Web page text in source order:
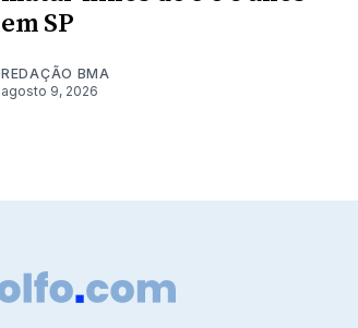
em SP
REDAÇÃO BMA
agosto 9, 2026